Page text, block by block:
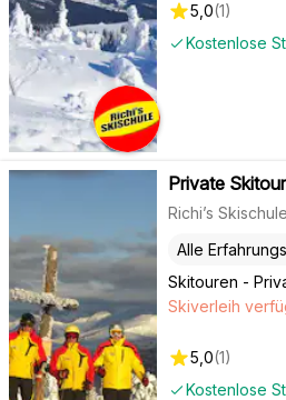
Kostenlose
5,0(1)
Private
Richi’s
Skitouren -
Alle
Kostenlose
Skiverleih
5,0(1)